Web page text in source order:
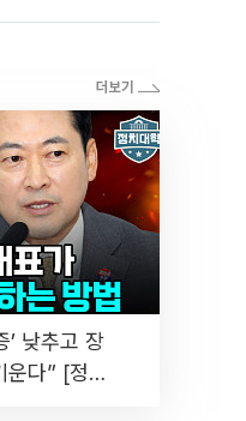
’ 낮추고 장
운다” [정치